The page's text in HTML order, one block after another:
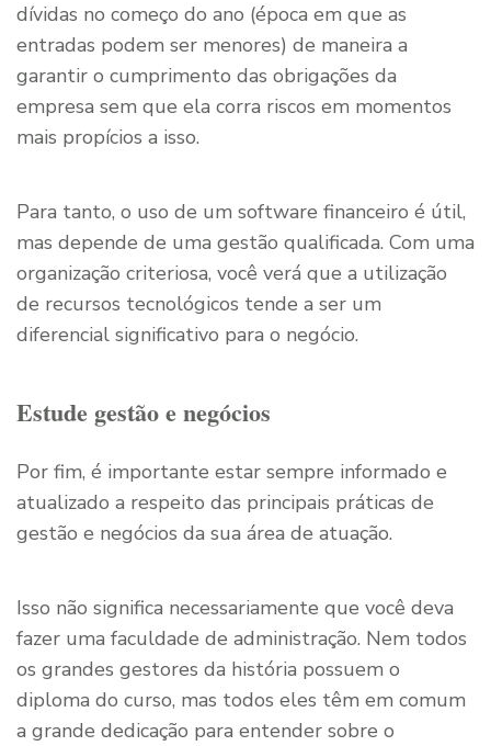
dívidas no começo do ano (época em que as
entradas podem ser menores) de maneira a
garantir o cumprimento das obrigações da
empresa sem que ela corra riscos em momentos
mais propícios a isso.
Para tanto, o uso de um software financeiro é útil,
mas depende de uma gestão qualificada. Com uma
organização criteriosa, você verá que a utilização
de recursos tecnológicos tende a ser um
diferencial significativo para o negócio.
Estude gestão e negócios
Por fim, é importante estar sempre informado e
atualizado a respeito das principais práticas de
gestão e negócios da sua área de atuação.
Isso não significa necessariamente que você deva
fazer uma faculdade de administração. Nem todos
os grandes gestores da história possuem o
diploma do curso, mas todos eles têm em comum
a grande dedicação para entender sobre o